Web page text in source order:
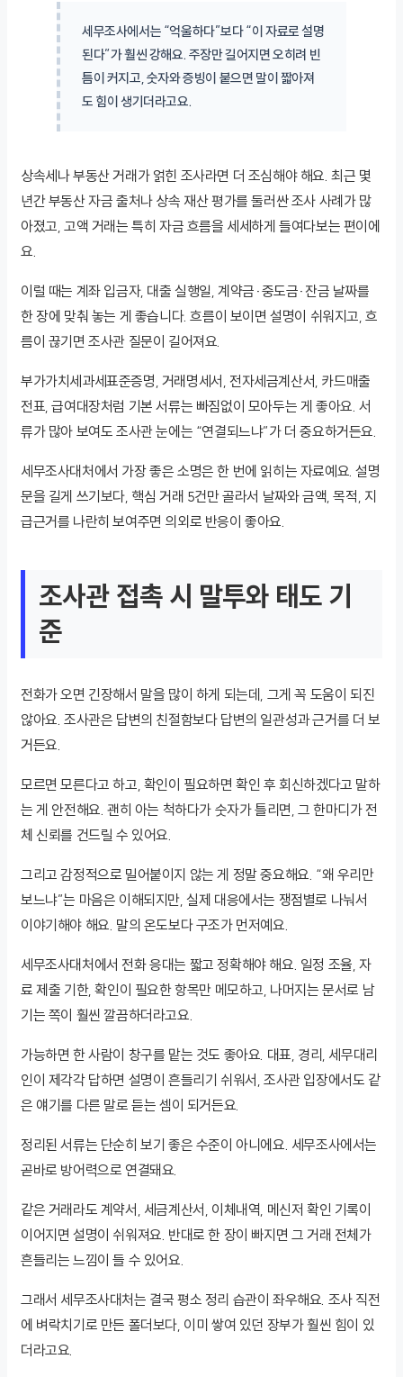
세무조사에서는 “억울하다”보다 “이 자료로 설명
된다”가 훨씬 강해요. 주장만 길어지면 오히려 빈
틈이 커지고, 숫자와 증빙이 붙으면 말이 짧아져
도 힘이 생기더라고요.
상속세나 부동산 거래가 얽힌 조사라면 더 조심해야 해요. 최근 몇
년간 부동산 자금 출처나 상속 재산 평가를 둘러싼 조사 사례가 많
아졌고, 고액 거래는 특히 자금 흐름을 세세하게 들여다보는 편이에
요.
이럴 때는 계좌 입금자, 대출 실행일, 계약금·중도금·잔금 날짜를
한 장에 맞춰 놓는 게 좋습니다. 흐름이 보이면 설명이 쉬워지고, 흐
름이 끊기면 조사관 질문이 길어져요.
부가가치세과세표준증명, 거래명세서, 전자세금계산서, 카드매출
전표, 급여대장처럼 기본 서류는 빠짐없이 모아두는 게 좋아요. 서
류가 많아 보여도 조사관 눈에는 “연결되느냐”가 더 중요하거든요.
세무조사대처에서 가장 좋은 소명은 한 번에 읽히는 자료예요. 설명
문을 길게 쓰기보다, 핵심 거래 5건만 골라서 날짜와 금액, 목적, 지
급근거를 나란히 보여주면 의외로 반응이 좋아요.
조사관 접촉 시 말투와 태도 기
준
전화가 오면 긴장해서 말을 많이 하게 되는데, 그게 꼭 도움이 되진
않아요. 조사관은 답변의 친절함보다 답변의 일관성과 근거를 더 보
거든요.
모르면 모른다고 하고, 확인이 필요하면 확인 후 회신하겠다고 말하
는 게 안전해요. 괜히 아는 척하다가 숫자가 틀리면, 그 한마디가 전
체 신뢰를 건드릴 수 있어요.
그리고 감정적으로 밀어붙이지 않는 게 정말 중요해요. “왜 우리만
보느냐”는 마음은 이해되지만, 실제 대응에서는 쟁점별로 나눠서
이야기해야 해요. 말의 온도보다 구조가 먼저예요.
세무조사대처에서 전화 응대는 짧고 정확해야 해요. 일정 조율, 자
료 제출 기한, 확인이 필요한 항목만 메모하고, 나머지는 문서로 남
기는 쪽이 훨씬 깔끔하더라고요.
가능하면 한 사람이 창구를 맡는 것도 좋아요. 대표, 경리, 세무대리
인이 제각각 답하면 설명이 흔들리기 쉬워서, 조사관 입장에서도 같
은 얘기를 다른 말로 듣는 셈이 되거든요.
정리된 서류는 단순히 보기 좋은 수준이 아니에요. 세무조사에서는
곧바로 방어력으로 연결돼요.
같은 거래라도 계약서, 세금계산서, 이체내역, 메신저 확인 기록이
이어지면 설명이 쉬워져요. 반대로 한 장이 빠지면 그 거래 전체가
흔들리는 느낌이 들 수 있어요.
그래서 세무조사대처는 결국 평소 정리 습관이 좌우해요. 조사 직전
에 벼락치기로 만든 폴더보다, 이미 쌓여 있던 장부가 훨씬 힘이 있
더라고요.